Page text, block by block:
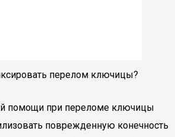
перелом ключицы?
помощи при переломе ключицы
поврежденную конечность